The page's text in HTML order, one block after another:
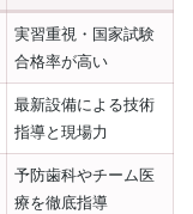
実習重視・国家試験
合格率が高い
最新設備による技術
指導と現場力
予防歯科やチーム医
療を徹底指導